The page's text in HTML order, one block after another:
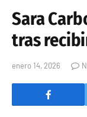
Sara
tras
enero 14, 2026